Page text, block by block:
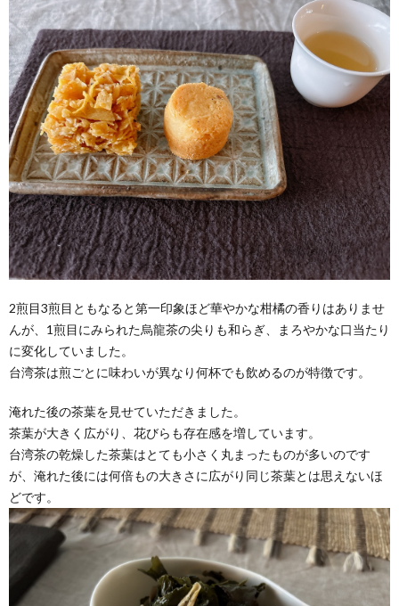
2煎目3煎目ともなると第一印象ほど華やかな柑橘の香りはありませ
んが、1煎目にみられた烏龍茶の尖りも和らぎ、まろやかな口当たり
に変化していました。
台湾茶は煎ごとに味わいが異なり何杯でも飲めるのが特徴です。
淹れた後の茶葉を見せていただきました。
茶葉が大きく広がり、花びらも存在感を増しています。
台湾茶の乾燥した茶葉はとても小さく丸まったものが多いのです
が、淹れた後には何倍もの大きさに広がり同じ茶葉とは思えないほ
どです。